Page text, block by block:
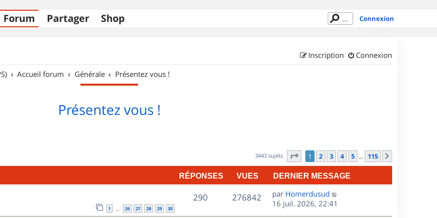
Forum Partager Shop Connexion
Connexion
Inscription
Accueil forum Générale Présentez vous !
Présentez vous !
3443 sujets Page sur115
1 2 3 4 5 … 115
RÉPONSES VUES DERNIER MESSAGE
1 … 26 27 28 29 30
290R
é
276842V
u
D
e
par Homerdusud
16 juil. 2026, 22:41